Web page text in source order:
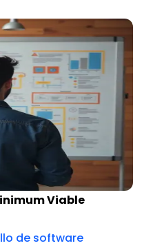
Viable
de software